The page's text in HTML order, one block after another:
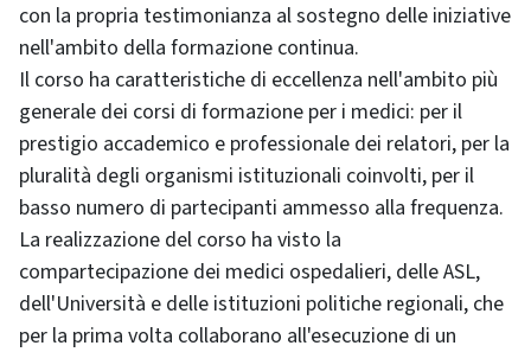
con la propria testimonianza al sostegno delle iniziative
nell'ambito della formazione continua.
Il corso ha caratteristiche di eccellenza nell'ambito più
generale dei corsi di formazione per i medici: per il
prestigio accademico e professionale dei relatori, per la
pluralità degli organismi istituzionali coinvolti, per il
basso numero di partecipanti ammesso alla frequenza.
La realizzazione del corso ha visto la
compartecipazione dei medici ospedalieri, delle ASL,
dell'Università e delle istituzioni politiche regionali, che
per la prima volta collaborano all'esecuzione di un